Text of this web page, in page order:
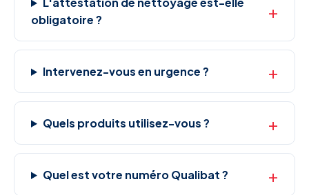
obligatoire ?
Intervenez-vous en urgence ?
Quels produits utilisez-vous ?
Quel est votre numéro Qualibat ?